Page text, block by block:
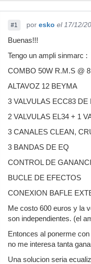
#1 por esko el 17/12/
Buenas!!!
Tengo un ampli sinmarc :
COMBO 50W R.M.S @
ALTAVOZ 12 BEYMA
3 VALVULAS ECC83 DE
2 VALVULAS EL34 + 1
3 CANALES CLEAN,
3 BANDAS DE EQ
CONTROL DE
BUCLE DE EFECTOS
CONEXION BAFLE
Me costo 600 euros y la
son independientes. (el
Entonces al ponerme
no me interesa tanta
Una solucion seria